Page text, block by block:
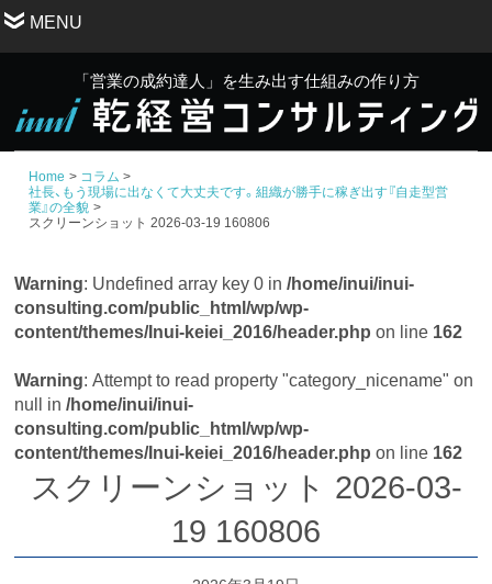
MENU
「営業の成約達人」を生み出す仕組みの作り方
Home
コラム
社長、もう現場に出なくて大丈夫です。組織が勝手に稼ぎ出す『自走型営
業』の全貌
スクリーンショット 2026-03-19 160806
Warning : Undefined array key 0 in/home/inui/inui-
consulting.com/public_html/wp/wp-
content/themes/Inui-keiei_2016/header.php on line 162
Warning: Attempt to read property "category_nicename" on
null in/home/inui/inui-
consulting.com/public_html/wp/wp-
content/themes/Inui-keiei_2016/header.php on line 162
スクリーンショット 2026-03-
19 160806